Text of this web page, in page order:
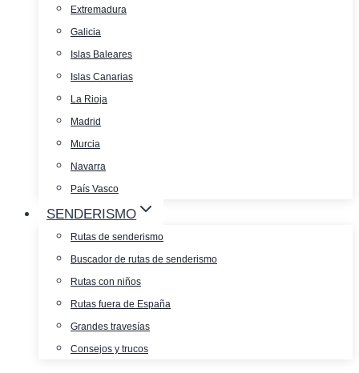
Extremadura
Galicia
Islas Baleares
Islas Canarias
La Rioja
Madrid
Murcia
Navarra
País Vasco
SENDERISMO
Rutas de senderismo
Buscador de rutas de senderismo
Rutas con niños
Rutas fuera de España
Grandes travesías
Consejos y trucos